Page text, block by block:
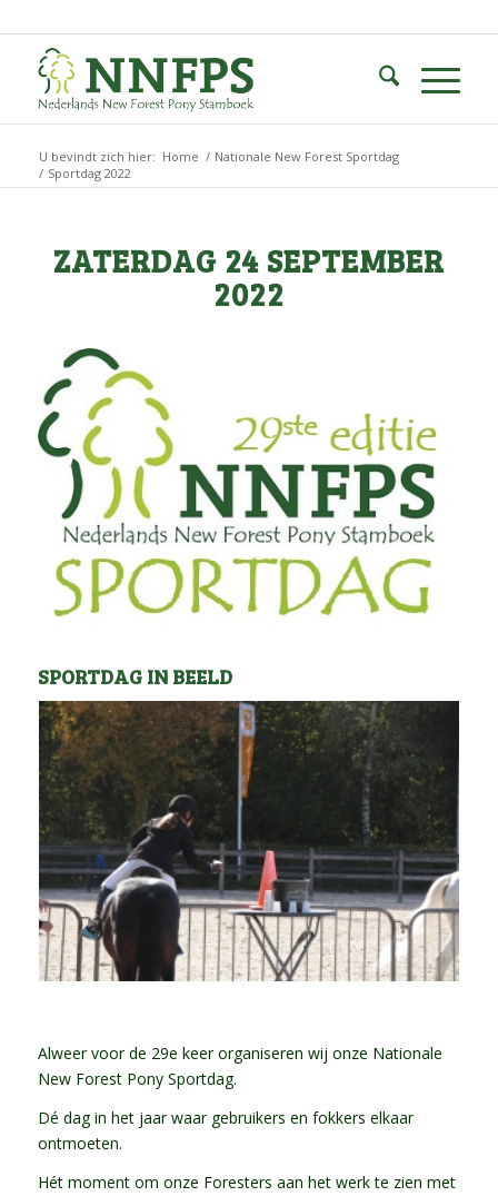
U bevindt zich hier: Home / Nationale New Forest Sportdag
/ Sportdag 2022
ZATERDAG 24 SEPTEMBER
2022
SPORTDAG IN BEELD
Alweer voor de 29e keer organiseren wij onze Nationale
New Forest Pony Sportdag.
Dé dag in het jaar waar gebruikers en fokkers elkaar
ontmoeten.
Hét moment om onze Foresters aan het werk te zien met